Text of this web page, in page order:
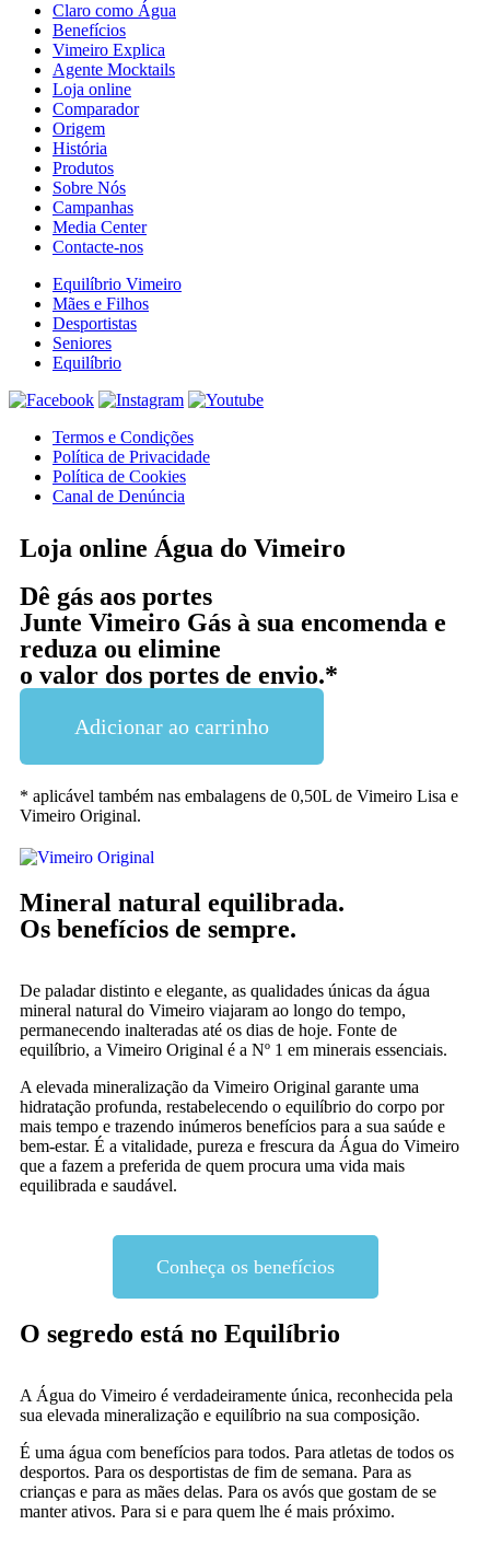
Claro como Água
Benefícios
Vimeiro Explica
Agente Mocktails
Loja online
Comparador
Origem
História
Produtos
Sobre Nós
Campanhas
Media Center
Contacte-nos
Equilíbrio Vimeiro
Mães e Filhos
Desportistas
Seniores
Equilíbrio
Termos e Condições
Política de Privacidade
Política de Cookies
Canal de Denúncia
Loja online Água do Vimeiro
Dê gás aos portes
Junte Vimeiro Gás à sua encomenda e
reduza ou elimine
o valor dos portes de envio.*
Adicionar ao carrinho
* aplicável também nas embalagens de 0,50L de Vimeiro Lisa e
Vimeiro Original.
Mineral natural equilibrada.
Os benefícios de sempre.
De paladar distinto e elegante, as qualidades únicas da água
mineral natural do Vimeiro viajaram ao longo do tempo,
permanecendo inalteradas até os dias de hoje. Fonte de
equilíbrio, a Vimeiro Original é a Nº 1 em minerais essenciais.
A elevada mineralização da Vimeiro Original garante uma
hidratação profunda, restabelecendo o equilíbrio do corpo por
mais tempo e trazendo inúmeros benefícios para a sua saúde e
bem-estar. É a vitalidade, pureza e frescura da Água do Vimeiro
que a fazem a preferida de quem procura uma vida mais
equilibrada e saudável.
Conheça os benefícios
O segredo está no Equilíbrio
A Água do Vimeiro é verdadeiramente única, reconhecida pela
sua elevada mineralização e equilíbrio na sua composição.
É uma água com benefícios para todos. Para atletas de todos os
desportos. Para os desportistas de fim de semana. Para as
crianças e para as mães delas. Para os avós que gostam de se
manter ativos. Para si e para quem lhe é mais próximo.